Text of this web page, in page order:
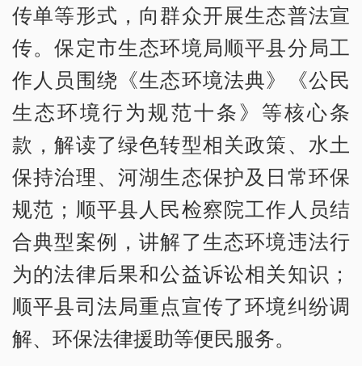
传单等形式，向群众开展生态普法宣
传。保定市生态环境局顺平县分局工
作人员围绕《生态环境法典》《公民
生态环境行为规范十条》等核心条
款，解读了绿色转型相关政策、水土
保持治理、河湖生态保护及日常环保
规范；顺平县人民检察院工作人员结
合典型案例，讲解了生态环境违法行
为的法律后果和公益诉讼相关知识；
顺平县司法局重点宣传了环境纠纷调
解、环保法律援助等便民服务。